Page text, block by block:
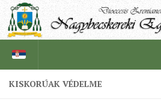
KISKORÚAK VÉDELME